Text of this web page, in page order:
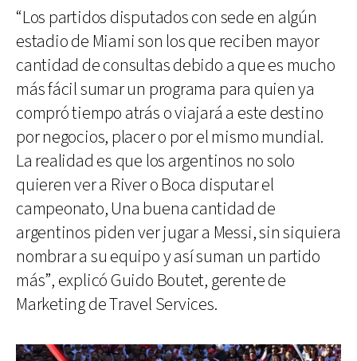
“Los partidos disputados con sede en algún
estadio de Miami son los que reciben mayor
cantidad de consultas debido a que es mucho
más fácil sumar un programa para quien ya
compró tiempo atrás o viajará a este destino
por negocios, placer o por el mismo mundial.
La realidad es que los argentinos no solo
quieren ver a River o Boca disputar el
campeonato, Una buena cantidad de
argentinos piden ver jugar a Messi, sin siquiera
nombrar a su equipo y así suman un partido
más”, explicó Guido Boutet, gerente de
Marketing de Travel Services.